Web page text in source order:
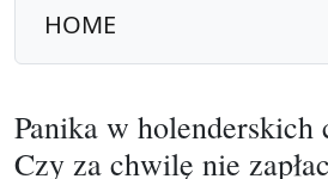
HOME
Panika w holenderskich
Czy za chwilę nie